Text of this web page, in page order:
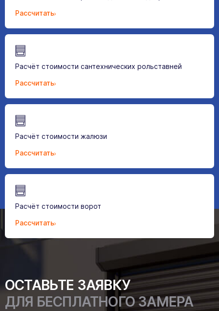
Рассчитать
Расчёт стоимости сантехнических рольставней
Рассчитать
Расчёт стоимости жалюзи
Рассчитать
Расчёт стоимости ворот
Рассчитать
ОСТАВЬТЕ ЗАЯВКУ
ДЛЯ БЕСПЛАТНОГО ЗАМЕРА